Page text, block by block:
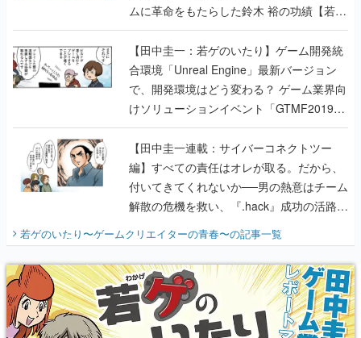
ムに革命をもたらした鈴木 裕の功績【若ゲ
のいたり】
【田中圭一：若ゲのいたり】ゲーム開発統
合環境「Unreal Engine」最新バージョン
で、開発環境はどう変わる？ ゲーム業界向
けソリューションイベント「GTMF2019」
に行って、より理解を深めよう【PR】
【田中圭一連載：サイバーコネクトツー
編】すべての責任はオレが取る。だから、
付いてきてくれないか──男の熱意はチーム
解散の危機を救い、『.hack』成功の活路を
『少年ジャンプ』色だった【若ゲのいた
り】
若ゲのいたり〜ゲームクリエイターの青春〜の記事一覧